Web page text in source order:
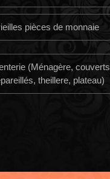
pièces de monnaie
(Ménagère, couverts
theillere, plateau)